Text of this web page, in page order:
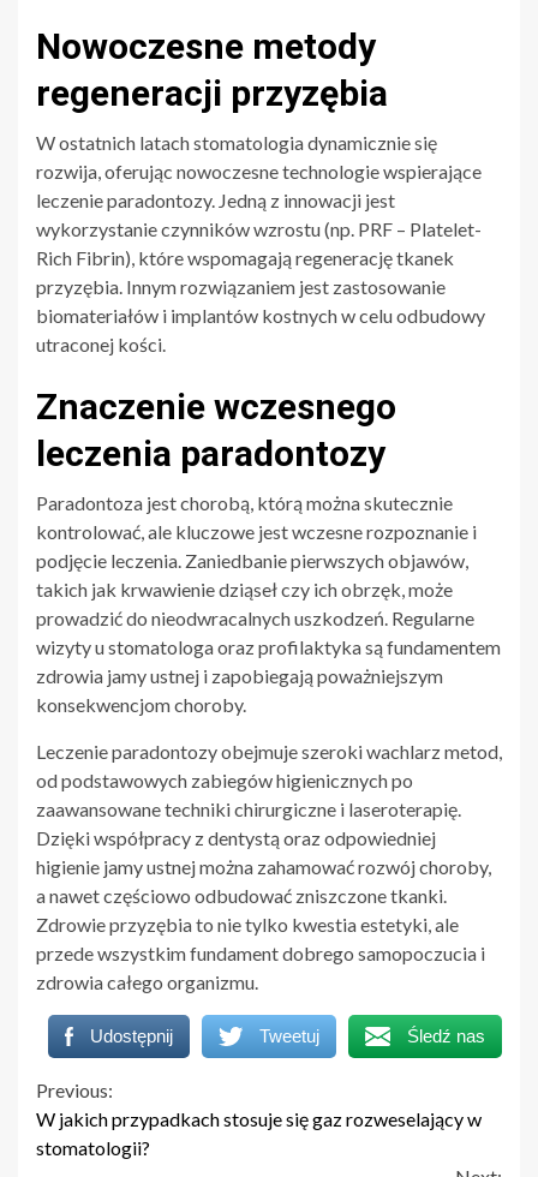
Nowoczesne metody
regeneracji przyzębia
W ostatnich latach stomatologia dynamicznie się
rozwija, oferując nowoczesne technologie wspierające
leczenie paradontozy. Jedną z innowacji jest
wykorzystanie czynników wzrostu (np. PRF – Platelet-
Rich Fibrin), które wspomagają regenerację tkanek
przyzębia. Innym rozwiązaniem jest zastosowanie
biomateriałów i implantów kostnych w celu odbudowy
utraconej kości.
Znaczenie wczesnego
leczenia paradontozy
Paradontoza jest chorobą, którą można skutecznie
kontrolować, ale kluczowe jest wczesne rozpoznanie i
podjęcie leczenia. Zaniedbanie pierwszych objawów,
takich jak krwawienie dziąseł czy ich obrzęk, może
prowadzić do nieodwracalnych uszkodzeń. Regularne
wizyty u stomatologa oraz profilaktyka są fundamentem
zdrowia jamy ustnej i zapobiegają poważniejszym
konsekwencjom choroby.
Leczenie paradontozy obejmuje szeroki wachlarz metod,
od podstawowych zabiegów higienicznych po
zaawansowane techniki chirurgiczne i laseroterapię.
Dzięki współpracy z dentystą oraz odpowiedniej
higienie jamy ustnej można zahamować rozwój choroby,
a nawet częściowo odbudować zniszczone tkanki.
Zdrowie przyzębia to nie tylko kwestia estetyki, ale
przede wszystkim fundament dobrego samopoczucia i
zdrowia całego organizmu.
Udostępnij Tweetuj Śledź nas
Continue
Reading
Previous:
W jakich przypadkach stosuje się gaz rozweselający w
stomatologii?